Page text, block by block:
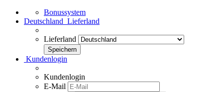
Bonussystem
Deutschland Lieferland
Lieferland
Kundenlogin
Kundenlogin
E-Mail